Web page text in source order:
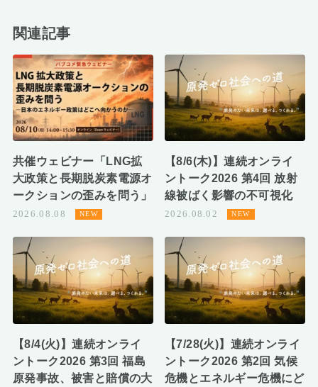
関連記事
共催ウェビナー「LNG拡
大政策と長期脱炭素電源オ
ークションの歪みを問う」
2026.08.08
【8/6(木)】連続オンライ
ントーク2026 第4回 放射
線被ばく影響の不可視化
2026.08.02
【8/4(火)】連続オンライ
ントーク2026 第3回 福島
原発事故、被害と賠償の大
【7/28(火)】連続オンライ
ントーク2026 第2回 気候
危機とエネルギー危機にど